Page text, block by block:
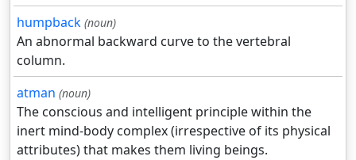
humpback (noun)
An abnormal backward curve to the vertebral
column.
atman (noun)
The conscious and intelligent principle within the
inert mind-body complex (irrespective of its physical
attributes) that makes them living beings.